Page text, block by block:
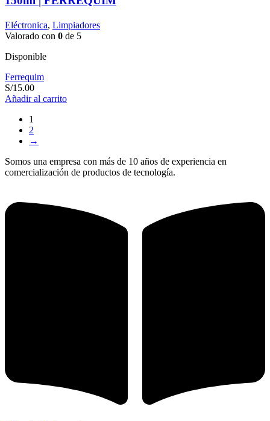
Eléctronica, Limpiadores
Valorado con 0 de 5
Disponible
Ferrequim
S/15.00
Añadir al carrito
1
2
→
Somos una empresa con más de 10 años de experiencia en
comercialización de productos de tecnología.